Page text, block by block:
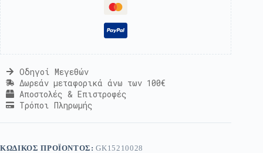
Οδηγοί Μεγεθών
Δωρεάν μεταφορικά άνω των 100€
Αποστολές & Επιστροφές
Τρόποι Πληρωμής
ΚΩΔΙΚΌΣ ΠΡΟΪΌΝΤΟΣ:GK15210028